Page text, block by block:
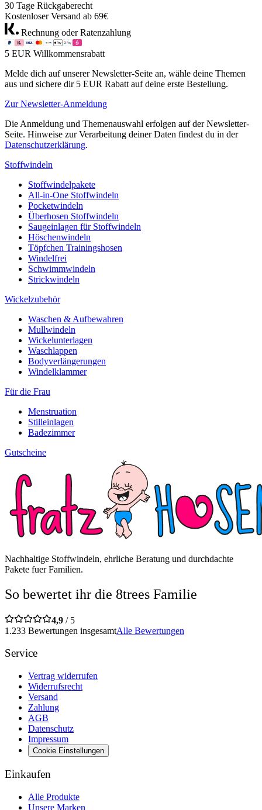
30 Tage Rückgaberecht
Kostenloser Versand ab 69€
Rechnung oder Ratenzahlung
5 EUR Willkommensrabatt
Melde dich auf unserer Newsletter-Seite an, wähle deine Themen
aus und sichere dir 5 EUR Rabatt auf deine erste Bestellung.
Zur Newsletter-Anmeldung
Die Anmeldung und Themenauswahl erfolgen auf der Newsletter-
Seite. Hinweise zur Verarbeitung deiner Daten findest du in der
Datenschutzerklärung.
Stoffwindeln
Stoffwindelpakete
All-in-One Stoffwindeln
Pocketwindeln
Überhosen Stoffwindeln
Saugeinlagen für Stoffwindeln
Höschenwindeln
Töpfchen Trainingshosen
Windelfrei
Schwimmwindeln
Strickwindeln
Wickelzubehör
Waschen & Aufbewahren
Mullwindeln
Wickelunterlagen
Waschlappen
Bodyverlängerungen
Windelklammer
Für die Frau
Menstruation
Stilleinlagen
Badezimmer
Gutscheine
Nachhaltige Stoffwindeln, ehrliche Beratung und durchdachte
Pakete fuer Familien.
So bewertet ihr die 8trees Familie
4,9 / 5
1.233 Bewertungen insgesamtAlle Bewertungen
Service
Vertrag widerrufen
Widerrufsrecht
Versand
Zahlung
AGB
Datenschutz
Impressum
Cookie Einstellungen
Einkaufen
Alle Produkte
Unsere Marken